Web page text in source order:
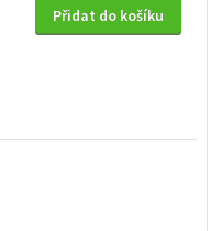
Přidat do košíku